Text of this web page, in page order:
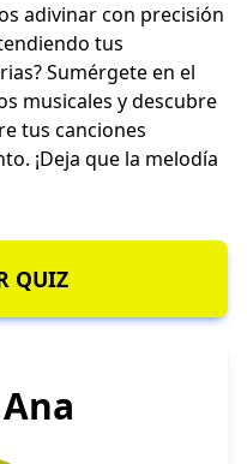
adivinar con precisión
tus
Sumérgete en el
musicales y descubre
tus canciones
¡Deja que la melodía
QUIZ